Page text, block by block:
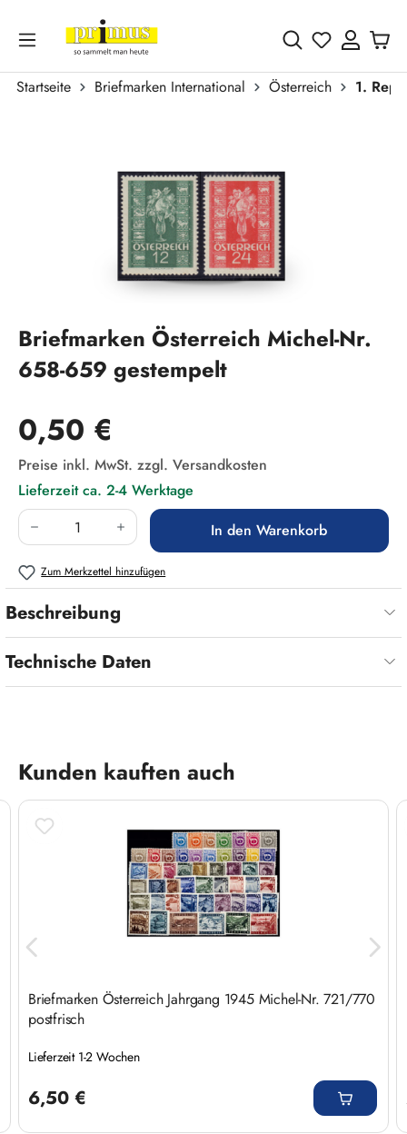
Zum Hauptinhalt springen
Du hast 0
Startseite Briefmarken International Österreich
1.
Briefmarken Österreich Michel-Nr.
658-659 gestempelt
Regulärer Preis:
0,50 €
Preise inkl. MwSt. zzgl. Versandkosten
Lieferzeit ca. 2-4 Werktage
Produkt Anzahl: Gib den gewünschten Wert
In den Warenkorb
Zum Merkzettel hinzufügen
Beschreibung
Technische Daten
Produktgalerie überspringen
Kunden kauften auch
Briefmarken Österreich Jahrgang 1945 Michel-Nr. 721/770
postfrisch
Lieferzeit 1-2 Wochen
6,50 €